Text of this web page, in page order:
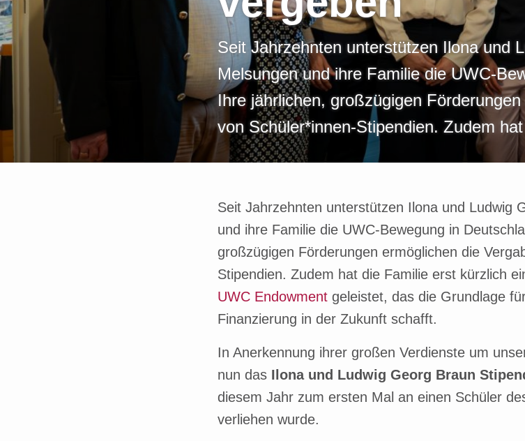
r
i
n
n
Seit Jahrzehnten unterstützen Ilona und
Melsungen und ihre Familie die UWC-
Ihre jährlichen, großzügigen
von Schüler*innen-Stipendien. Zudem
Seit Jahrzehnten unterstützen Ilona und Ludwig
und ihre Familie die UWC-Bewegung in
großzügigen Förderungen ermöglichen die
Stipendien. Zudem hat die Familie erst kürzlich
UWC Endowment geleistet, das die Grundlage
Finanzierung in der Zukunft schafft.
In Anerkennung ihrer großen Verdienste um
nun das Ilona und Ludwig Georg Braun
diesem Jahr zum ersten Mal an einen Schüler
verliehen wurde.